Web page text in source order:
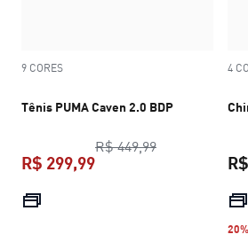
9 CORES
Tênis PUMA Caven 2.0 BDP
R$ 449,99preço original
R$ 299,99
preço atual R$ 299,99
4